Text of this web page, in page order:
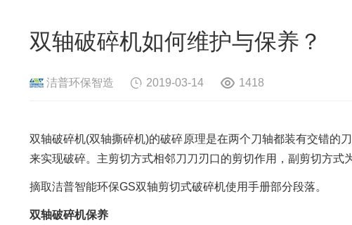
危险废物资源化系统 废旧电路板 旧沙发床垫
双轴破碎机如何维护与保养？
洁普环保智造 2019-03-14 1418
双轴破碎机(双轴撕碎机)的破碎原理是在两个刀轴都装有交错的
来实现破碎。主剪切方式相邻刀刀刃口的剪切作用，副剪切方式
摘取洁普智能环保GS双轴剪切式破碎机使用手册部分段落。
双轴破碎机保养